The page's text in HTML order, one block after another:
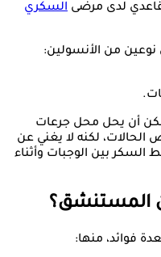
لدى مرضى السكري
نوعين من الأنسولين:
أن يحل محل جرعات
الحالات، لكنه لا يغني عن
بين الوجبات وأثناء
المستنشق؟
فوائد، منها: